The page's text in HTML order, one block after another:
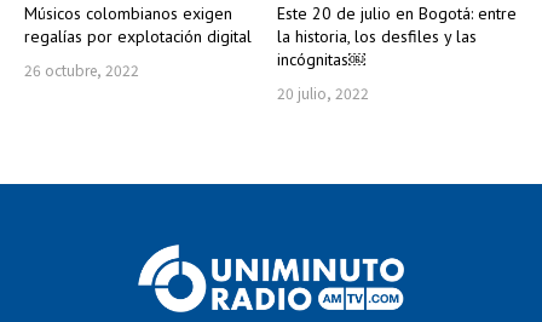
Músicos colombianos exigen
regalías por explotación digital
26 octubre, 2022
Este 20 de julio en Bogotá: entre
la historia, los desfiles y las
incógnitas￼
20 julio, 2022